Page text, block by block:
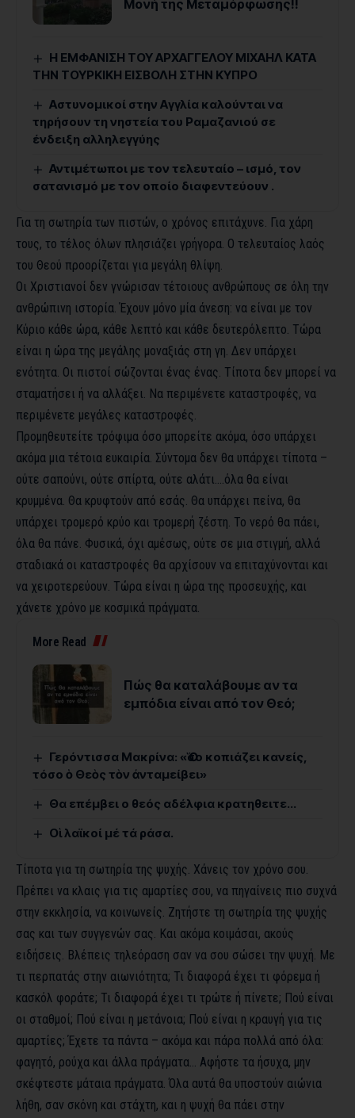
Μονή της Μεταμόρφωσης!!
Η ΕΜΦΑΝΙΣΗ ΤΟΥ ΑΡΧΑΓΓΕΛΟΥ ΜΙΧΑΗΛ ΚΑΤΑ
ΤΗΝ ΤΟΥΡΚΙΚΗ ΕΙΣΒΟΛΗ ΣΤΗΝ ΚΥΠΡΟ
Αστυνομικοί στην Αγγλία καλούνται να
τηρήσουν τη νηστεία του Ραμαζανιού σε
ένδειξη αλληλεγγύης
Αντιμέτωποι με τον τελευταίο – ισμό, τον
σατανισμό με τον οποίο διαφεντεύουν .
Για τη σωτηρία των πιστών, ο χρόνος επιτάχυνε. Για χάρη
τους, το τέλος όλων πλησιάζει γρήγορα. Ο τελευταίος λαός
του Θεού προορίζεται για μεγάλη θλίψη.
Οι Χριστιανοί δεν γνώρισαν τέτοιους ανθρώπους σε όλη την
ανθρώπινη ιστορία. Έχουν μόνο μία άνεση: να είναι με τον
Κύριο κάθε ώρα, κάθε λεπτό και κάθε δευτερόλεπτο. Τώρα
είναι η ώρα της μεγάλης μοναξιάς στη γη. Δεν υπάρχει
ενότητα. Οι πιστοί σώζονται ένας ένας. Τίποτα δεν μπορεί να
σταματήσει ή να αλλάξει. Να περιμένετε καταστροφές, να
περιμένετε μεγάλες καταστροφές.
Προμηθευτείτε τρόφιμα όσο μπορείτε ακόμα, όσο υπάρχει
ακόμα μια τέτοια ευκαιρία. Σύντομα δεν θα υπάρχει τίποτα –
ούτε σαπούνι, ούτε σπίρτα, ούτε αλάτι….όλα θα είναι
κρυμμένα. Θα κρυφτούν από εσάς. Θα υπάρχει πείνα, θα
υπάρχει τρομερό κρύο και τρομερή ζέστη. Το νερό θα πάει,
όλα θα πάνε. Φυσικά, όχι αμέσως, ούτε σε μια στιγμή, αλλά
σταδιακά οι καταστροφές θα αρχίσουν να επιταχύνονται και
να χειροτερεύουν. Τώρα είναι η ώρα της προσευχής, και
χάνετε χρόνο με κοσμικά πράγματα.
More Read
Πώς θα καταλάβουμε αν τα
εμπόδια είναι από τον Θεό;
Γερόντισσα Μακρίνα: «Ὅσο κοπιάζει κανείς,
τόσο ὁ Θεὸς τὸν ἀνταμείβει»
Θα επέμβει ο θεός αδέλφια κρατηθειτε…
Οἱ λαϊκοί μέ τά ράσα.
Τίποτα για τη σωτηρία της ψυχής. Χάνεις τον χρόνο σου.
Πρέπει να κλαις για τις αμαρτίες σου, να πηγαίνεις πιο συχνά
στην εκκλησία, να κοινωνείς. Ζητήστε τη σωτηρία της ψυχής
σας και των συγγενών σας. Και ακόμα κοιμάσαι, ακούς
ειδήσεις. Βλέπεις τηλεόραση σαν να σου σώσει την ψυχή. Με
τι περπατάς στην αιωνιότητα; Τι διαφορά έχει τι φόρεμα ή
κασκόλ φοράτε; Τι διαφορά έχει τι τρώτε ή πίνετε; Πού είναι
οι σταθμοί; Πού είναι η μετάνοια; Πού είναι η κραυγή για τις
αμαρτίες; Έχετε τα πάντα – ακόμα και πάρα πολλά από όλα:
φαγητό, ρούχα και άλλα πράγματα… Αφήστε τα ήσυχα, μην
σκέφτεστε μάταια πράγματα. Όλα αυτά θα υποστούν αιώνια
λήθη, σαν σκόνη και στάχτη, και η ψυχή θα πάει στην